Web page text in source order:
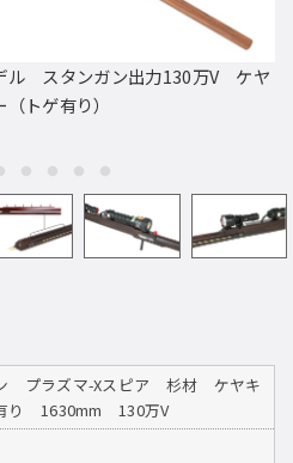
ル スタンガン出力130万V ケヤ
トゲ有り）
プラズマ-Xスピア 杉材 ケヤキ
り 1630mm 130万V